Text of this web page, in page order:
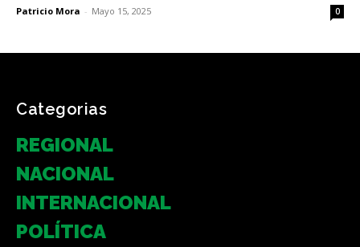
Patricio Mora - Mayo 15, 2025 0
Categorias
REGIONAL
NACIONAL
INTERNACIONAL
POLÍTICA